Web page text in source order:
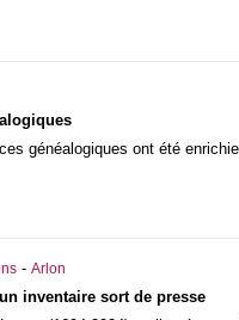
généalogiques ont été
- Arlon
inventaire sort de presse